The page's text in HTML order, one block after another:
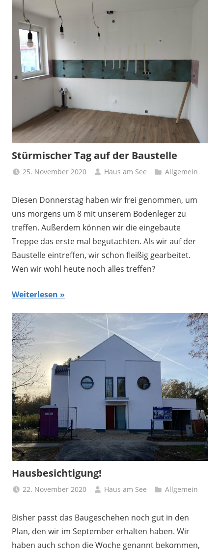
Stürmischer Tag auf der Baustelle
25. November 2020 Haus am See Allgemein
Diesen Donnerstag haben wir frei genommen, um
uns morgens um 8 mit unserem Bodenleger zu
treffen. Außerdem können wir die eingebaute
Treppe das erste mal begutachten. Als wir auf der
Baustelle eintreffen, wir schon fleißig gearbeitet.
Wen wir wohl heute noch alles treffen?
Weiterlesen
Hausbesichtigung!
22. November 2020 Haus am See Allgemein
Bisher passt das Baugeschehen noch gut in den
Plan, den wir im September erhalten haben. Wir
haben auch schon die Woche genannt bekommen,